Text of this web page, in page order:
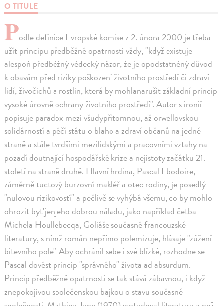
O TITULE
Podle definice Evropské komise z 2. února 2000 je třeba
užít principu předběžné opatrnosti vždy, "když existuje
alespoň předběžný vědecký názor, že je opodstatněný důvod
k obavám před riziky poškození životního prostředí či zdraví
lidí, živočichů a rostlin, která by mohlanarušit základní princip
vysoké úrovně ochrany životního prostředí". Autor s ironií
popisuje paradox mezi všudypřítomnou, až orwellovskou
solidárností a péčí státu o blaho a zdraví občanů na jedné
straně a stále tvrdšími mezilidskými a pracovními vztahy na
pozadí doutnající hospodářské krize a nejistoty začátku 21.
století na straně druhé. Hlavní hrdina, Pascal Ebodoire,
záměrně tuctový burzovní makléř a otec rodiny, je posedlý
"nulovou rizikovostí" a pečlivě se vyhýbá všemu, co by mohlo
ohrozit byť jenjeho dobrou náladu, jako například četba
Michela Houllebecqa, Goliáše současné francouzské
literatury, s nímž román nepřímo polemizuje, hlásaje "zúžení
bitevního pole". Aby ochránil sebe i své blízké, rozhodne se
Pascal dovést princip "správného" života ad absurdum.
Princip předběžné opatrnosti se tak stává zábavnou, i když
znepokojivou společenskou bajkou o stavu současné